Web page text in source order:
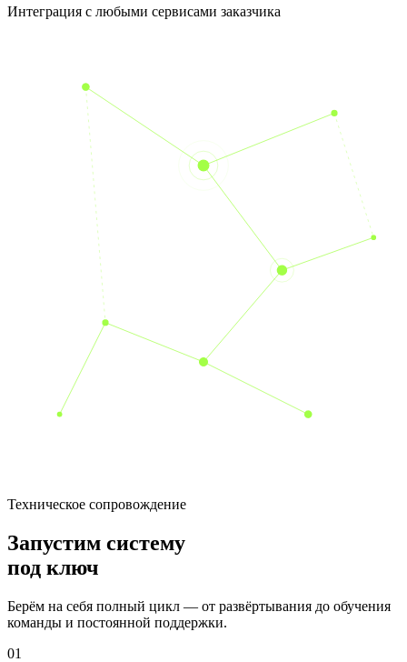
Интеграция с любыми сервисами заказчика
Техническое сопровождение
Запустим систему
под ключ
Берём на себя полный цикл — от развёртывания до обучения
команды и постоянной поддержки.
01